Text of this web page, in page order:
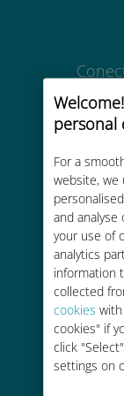
personal
For a
website, we
and
your use of
analytics
information
collected
cookies
cookies" if
click
settings on
Até